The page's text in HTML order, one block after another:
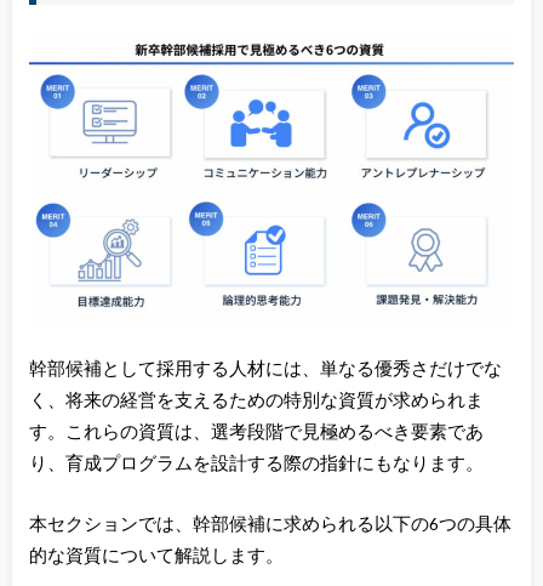
幹部候補として採用する人材には、単なる優秀さだけでな
く、将来の経営を支えるための特別な資質が求められま
す。これらの資質は、選考段階で見極めるべき要素であ
り、育成プログラムを設計する際の指針にもなります。
本セクションでは、幹部候補に求められる以下の6つの具体
的な資質について解説します。